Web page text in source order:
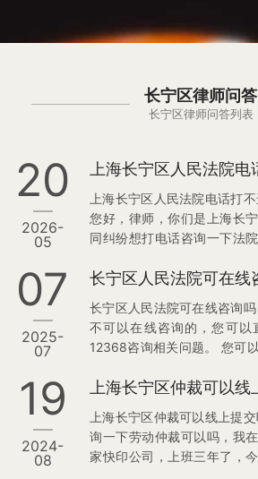
长宁区律师问答
长宁区律师问答列表
20
2026-
05
上海长宁区人民法院电话打
您好，律师，你们是上海长
同纠纷想打电话咨询一下法
想知道这是什么原因。有其
电话后可能还需要委托你们
解答： 您好，这位咨询人，
接拨打021-12368咨询。 您
在线律师获得解…
07
2025-
07
长宁区人民法院可在线
长宁区人民法院可在线咨询
不可以在线咨询的，您可以
12368咨询相关问题。 您可
2，上海长宁区律师咨询
19
2024-
08
上海长宁区仲裁可以线
上海长宁区仲裁可以线上提
询一下劳动仲裁可以吗，我
家快印公司，上班三年了，